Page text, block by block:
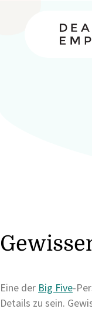
Eine der Big Five-
Details zu sein.